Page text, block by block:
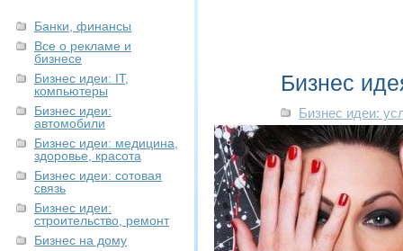
Банки, финансы
Все о рекламе и
бизнесе
Бизнес идеи: IT,
компьютеры
Бизнес идеи:
автомобили
Бизнес идеи: медицина,
здоровье, красота
Бизнес идеи: сотовая
связь
Бизнес идеи:
строительство, ремонт
Бизнес на дому
Бизнес
Бизнес идеи: